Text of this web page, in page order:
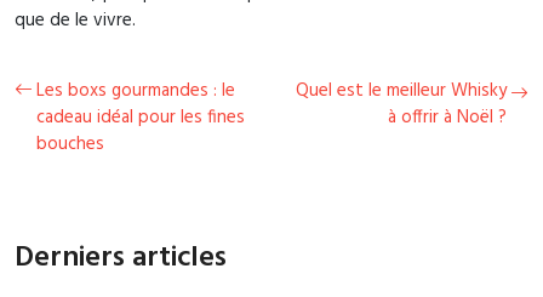
que de le vivre.
Les boxs gourmandes : le
cadeau idéal pour les fines
bouches
Quel est le meilleur Whisky
à offrir à Noël ?
Derniers articles